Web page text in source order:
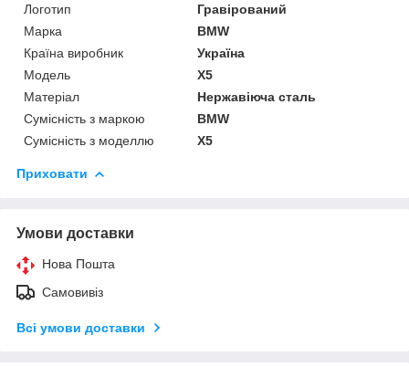
Логотип
Гравірований
Марка
BMW
Країна виробник
Україна
Модель
X5
Матеріал
Нержавіюча сталь
Сумісність з маркою
BMW
Сумісність з моделлю
X5
Приховати
Умови доставки
Нова Пошта
Самовивіз
Всі умови доставки